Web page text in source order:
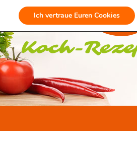
Ich vertraue Euren Cookies